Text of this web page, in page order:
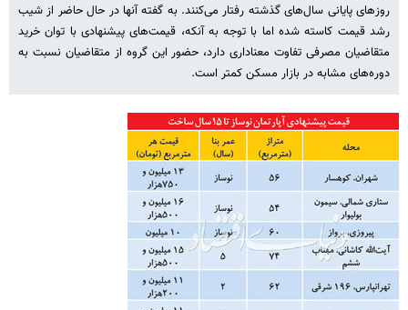
روزهای پایانی سال‌های گذشته رفتار می‌کنند. به گفته آنها در حال حاضر از شیب
رشد قیمت کاسته شده اما با توجه به آنکه، قیمت‌های پیشنهادی با توان خرید
متقاضیان مصرفی تفاوت معناداری دارد، حضور این گروه از متقاضیان نسبت به
دوره‌های مشابه در بازار مسکن کمتر است.